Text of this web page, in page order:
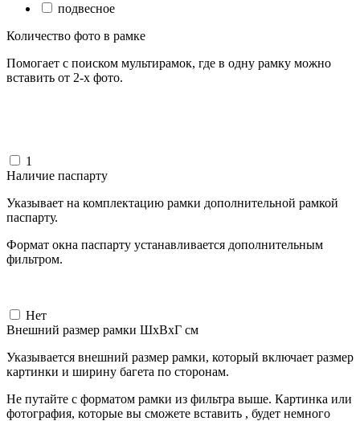
подвесное
Количество фото в рамке
Помогает с поиском мультирамок, где в одну рамку можно
вставить от 2-х фото.
1
Наличие паспарту
Указывает на комплектацию рамки дополнительной рамкой
паспарту.
Формат окна паспарту устанавливается дополнительным
фильтром.
Нет
Внешний размер рамки ШxВxГ см
Указывается внешний размер рамки, который включает размер
картинки и ширину багета по сторонам.
Не путайте с форматом рамки из фильтра выше. Картинка или
фотография, которые вы сможете вставить , будет немного